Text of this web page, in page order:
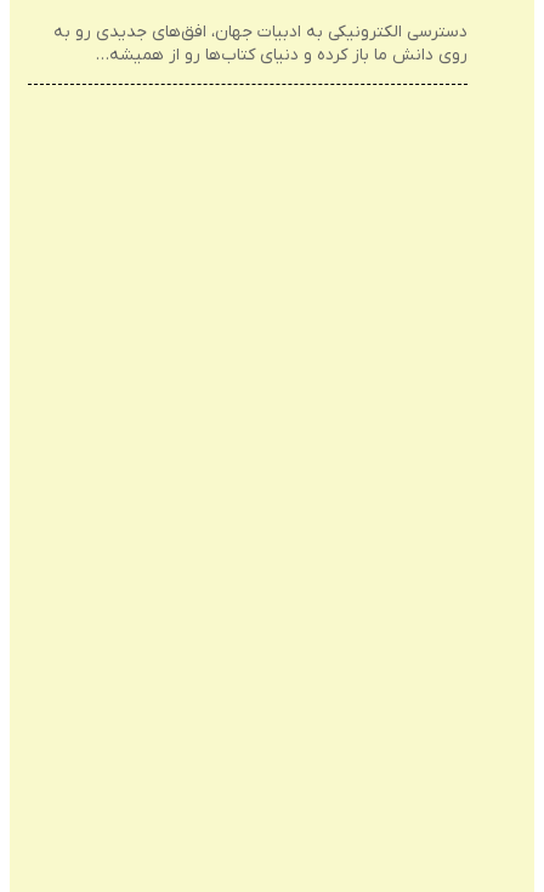
دسترسی الکترونیکی به ادبیات جهان، افق‌های جدیدی رو به
روی دانش ما باز کرده و دنیای کتاب‌ها رو از همیشه…